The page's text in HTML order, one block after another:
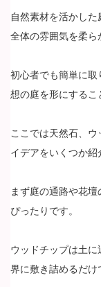
自然素材を活かし
全体の雰囲気を柔ら
初心者でも簡単に取
想の庭を形にするこ
ここでは天然石、
イデアをいくつか紹
まず庭の通路や花
ぴったりです。
ウッドチップは土
界に敷き詰めるだけ